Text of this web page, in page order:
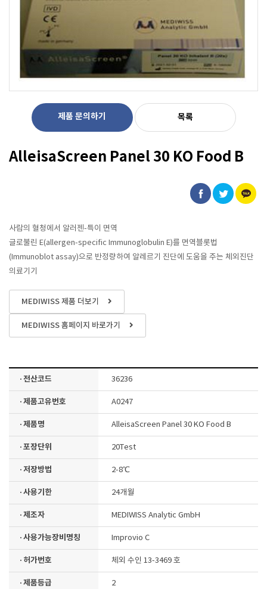
제품 문의하기 목록
AlleisaScreen Panel 30 KO Food B
사람의 혈청에서 알러젠-특이 면역
글로불린 E(allergen-specific Immunoglobulin E)를 면역블롯법
(Immunoblot assay)으로 반정량하여 알레르기 진단에 도움을 주는 체외진단
의료기기
MEDIWISS 제품 더보기
MEDIWISS 홈페이지 바로가기
· 전산코드 36236
· 제품고유번호 A0247
· 제품명 AlleisaScreen Panel 30 KO Food B
· 포장단위 20Test
· 저장방법 2-8℃
· 사용기한 24개월
· 제조자 MEDIWISS Analytic GmbH
· 사용가능장비명칭 Improvio C
· 허가번호 체외 수인 13-3469 호
· 제품등급 2